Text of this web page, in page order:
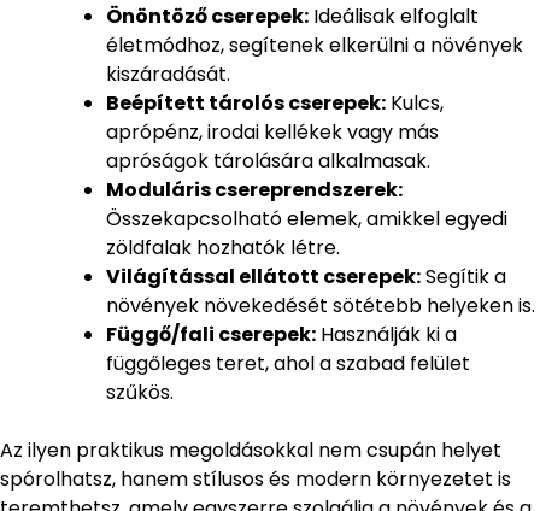
Önöntöző cserepek: Ideálisak elfoglalt
életmódhoz, segítenek elkerülni a növények
kiszáradását.
Beépített tárolós cserepek: Kulcs,
aprópénz, irodai kellékek vagy más
apróságok tárolására alkalmasak.
Moduláris csereprendszerek:
Összekapcsolható elemek, amikkel egyedi
zöldfalak hozhatók létre.
Világítással ellátott cserepek:Segítik a
növények növekedését sötétebb helyeken is.
Függő/fali cserepek: Használják ki a
függőleges teret, ahol a szabad felület
szűkös.
Az ilyen praktikus megoldásokkal nem csupán helyet
spórolhatsz, hanem stílusos és modern környezetet is